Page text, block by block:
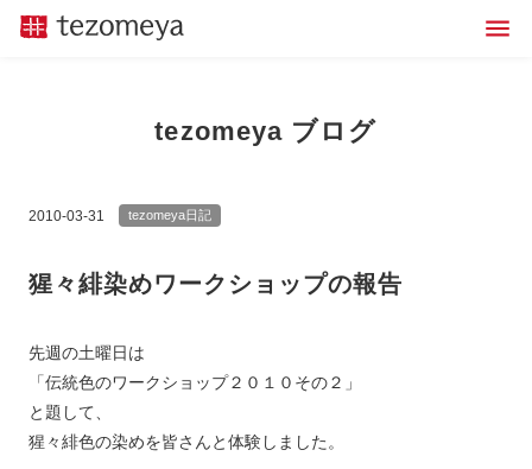
tezomeya ブログ
2010-03-31 tezomeya日記
猩々緋染めワークショップの報告
先週の土曜日は
「伝統色のワークショップ２０１０その２」
と題して、
猩々緋色の染めを皆さんと体験しました。